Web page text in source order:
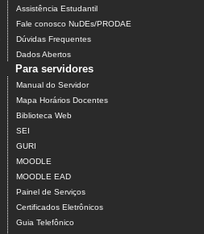
Assistência Estudantil
Fale conosco NuDEs/PRODAE
Dúvidas Frequentes
Dados Abertos
Para servidores
Manual do Servidor
Mapa Horários Docentes
Biblioteca Web
SEI
GURI
MOODLE
MOODLE EAD
Painel de Serviços
Certificados Eletrônicos
Guia Telefônico